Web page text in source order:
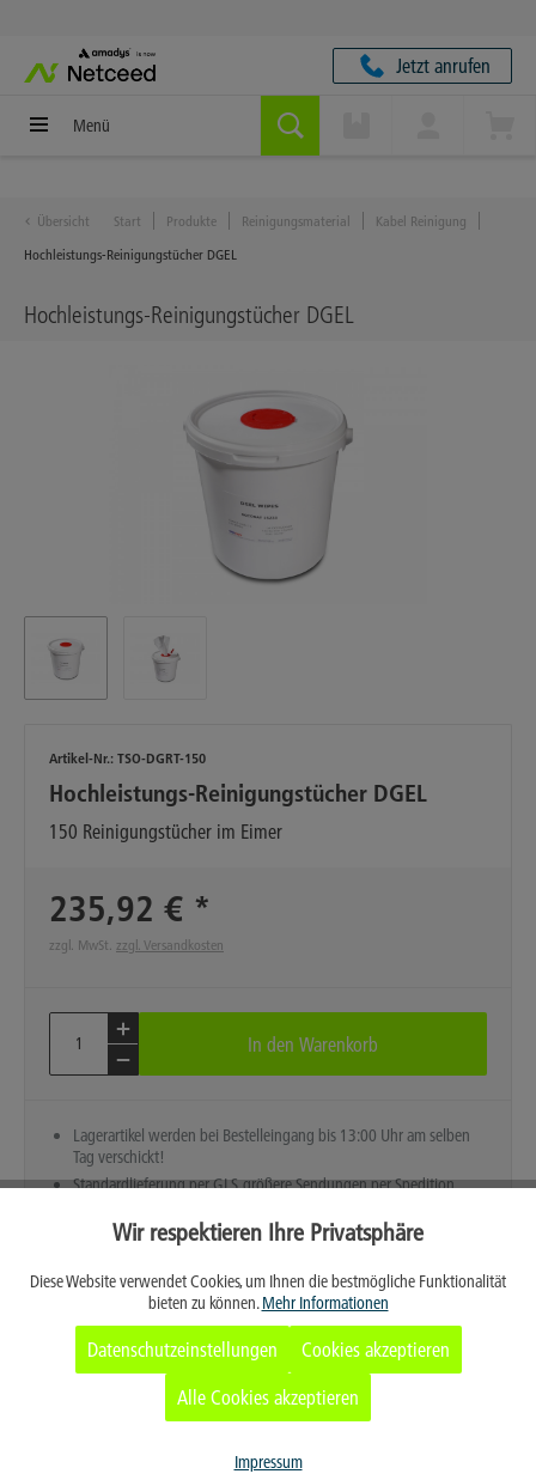
Jetzt anrufen
Menü
Übersicht Start Produkte Reinigungsmaterial
Kabel Reinigung
Hochleistungs-Reinigungstücher DGEL
Hochleistungs-Reinigungstücher DGEL
Artikel-Nr.: TSO-DGRT-150
Hochleistungs-Reinigungstücher DGEL
150 Reinigungstücher im Eimer
235,92 € *
zzgl. MwSt. zzgl. Versandkosten
In den Warenkorb
Lagerartikel werden bei Bestelleingang bis 13:00 Uhr am selben
Tag verschickt!
Standardlieferung per GLS, größere Sendungen per Spedition
Merken
Aktiv
Aktiv
Wir respektieren Ihre Privatsphäre
Diese Website verwendet Cookies, um Ihnen die bestmögliche Funktionalität
bieten zu können.Mehr Informationen
Datenschutzeinstellungen
Cookies akzeptieren
Alle Cookies akzeptieren
Impressum